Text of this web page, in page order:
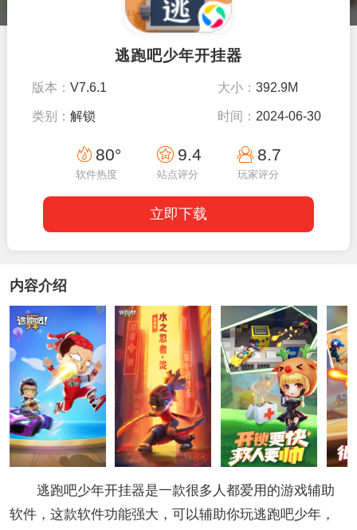
逃跑吧少年开挂器
版本：V7.6.1 大小：392.9M
类别：解锁 时间： 2024-06-30
17:36:06
80°
软件热度
9.4
站点评分
8.7
玩家评分
立即下载
内容介绍
逃跑吧少年开挂器是一款很多人都爱用的游戏辅助
软件，这款软件功能强大，可以辅助你玩逃跑吧少年，